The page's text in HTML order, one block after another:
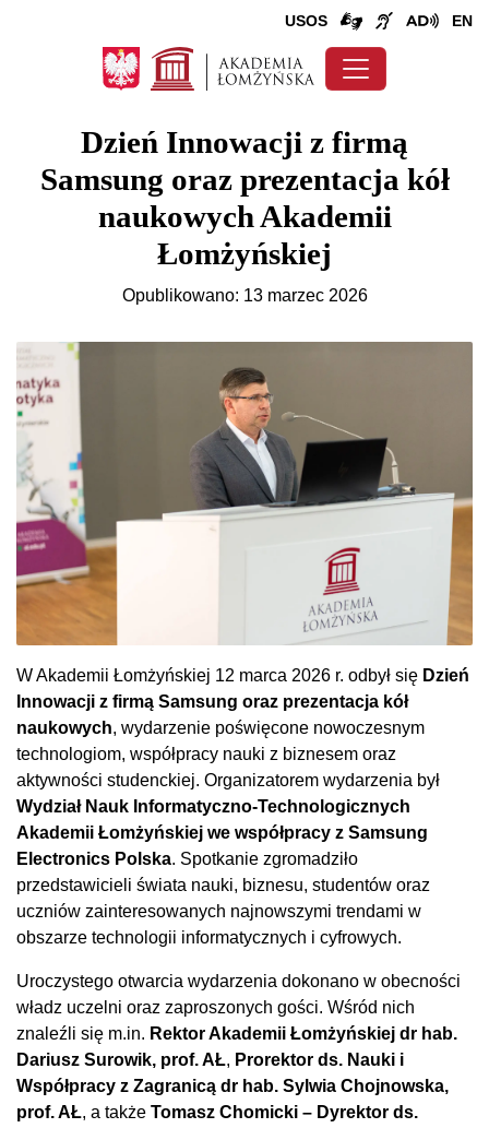
USOS EN
Dzień Innowacji z firmą
Samsung oraz prezentacja kół
naukowych Akademii
Łomżyńskiej
Opublikowano: 13 marzec 2026
W Akademii Łomżyńskiej 12 marca 2026 r. odbył się Dzień
Innowacji z firmą Samsung oraz prezentacja kół
naukowych, wydarzenie poświęcone nowoczesnym
technologiom, współpracy nauki z biznesem oraz
aktywności studenckiej. Organizatorem wydarzenia był
Wydział Nauk Informatyczno-Technologicznych
Akademii Łomżyńskiej we współpracy z Samsung
Electronics Polska. Spotkanie zgromadziło
przedstawicieli świata nauki, biznesu, studentów oraz
uczniów zainteresowanych najnowszymi trendami w
obszarze technologii informatycznych i cyfrowych.
Uroczystego otwarcia wydarzenia dokonano w obecności
władz uczelni oraz zaproszonych gości. Wśród nich
znaleźli się m.in. Rektor Akademii Łomżyńskiej dr hab.
Dariusz Surowik, prof. AŁ, Prorektor ds. Nauki i
Współpracy z Zagranicą dr hab. Sylwia Chojnowska,
prof. AŁ, a także Tomasz Chomicki – Dyrektor ds.